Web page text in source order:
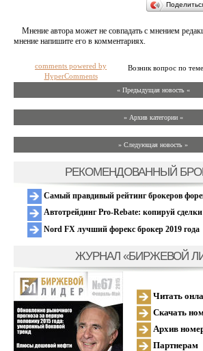
Мнение автора может не совпадать с мнением
мнение напишите его в комментариях.
Возник вопрос по
comments powered by
HyperComments
« Предыдущая новость «
» Архив категории «
» Следующая новость »
РЕКОМЕНДОВАННЫЙ
Самый правдивый рейтинг брокеров
Автотрейдинг Pro-Rebate: копируй
Nord FX лучший форекс брокер 2019 года
ЖУРНАЛ «БИРЖЕВОЙ
Читать
Скачать
Архив
Партнерам